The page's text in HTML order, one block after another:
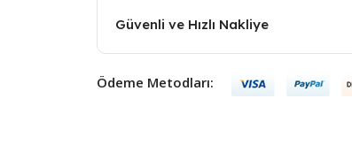
Güvenli ve Hızlı Nakliye
Ödeme Metodları: